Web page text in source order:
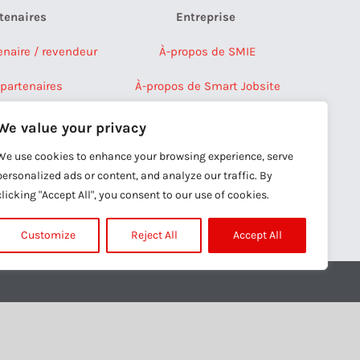
value your privacy
use cookies to enhance your browsing experience, serve
ads or content, and analyze our traffic. By
"Accept All", you consent to our use of cookies.
Customize Reject All Accept All
/ revendeur
Entreprise
À-propos de SMIE
À-propos de Smart Jobsite
Recrutement
Contactez-nous